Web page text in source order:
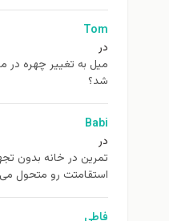
Tom
در
ميل به تغيير چهره
شد؟
Babi
در
استقامتت رو متحول